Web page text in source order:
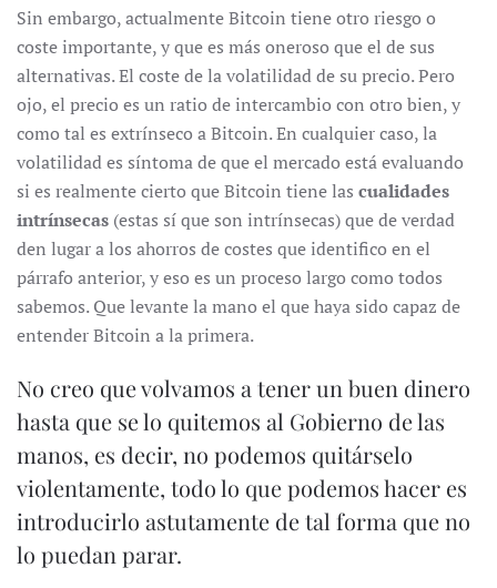
Sin embargo, actualmente Bitcoin tiene otro riesgo o
coste importante, y que es más oneroso que el de sus
alternativas. El coste de la volatilidad de su precio. Pero
ojo, el precio es un ratio de intercambio con otro bien, y
como tal es extrínseco a Bitcoin. En cualquier caso, la
volatilidad es síntoma de que el mercado está evaluando
si es realmente cierto que Bitcoin tiene las cualidades
intrínsecas (estas sí que son intrínsecas) que de verdad
den lugar a los ahorros de costes que identifico en el
párrafo anterior, y eso es un proceso largo como todos
sabemos. Que levante la mano el que haya sido capaz de
entender Bitcoin a la primera.
No creo que volvamos a tener un buen dinero
hasta que se lo quitemos al Gobierno de las
manos, es decir, no podemos quitárselo
violentamente, todo lo que podemos hacer es
introducirlo astutamente de tal forma que no
lo puedan parar.